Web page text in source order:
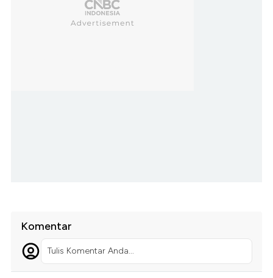
Komentar
Tulis Komentar Anda...